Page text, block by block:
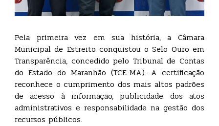
Pela primeira vez em sua história, a Câmara
Municipal de Estreito conquistou o Selo Ouro em
Transparência, concedido pelo Tribunal de Contas
do Estado do Maranhão (TCE-MA). A certificação
reconhece o cumprimento dos mais altos padrões
de acesso à informação, publicidade dos atos
administrativos e responsabilidade na gestão dos
recursos públicos.